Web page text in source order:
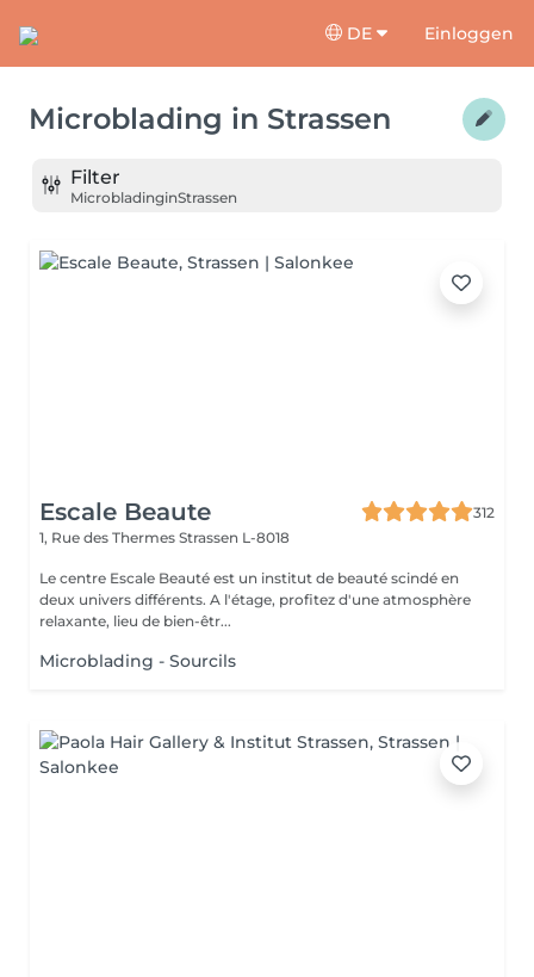
DE Einloggen
Microblading in Strassen
Filter
MicrobladinginStrassen
Escale Beaute
312
1, Rue des Thermes Strassen L-8018
Le centre Escale Beauté est un institut de beauté scindé en
deux univers différents. A l'étage, profitez d'une atmosphère
relaxante, lieu de bien-êtr...
Microblading - Sourcils